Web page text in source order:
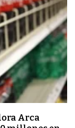
Arca